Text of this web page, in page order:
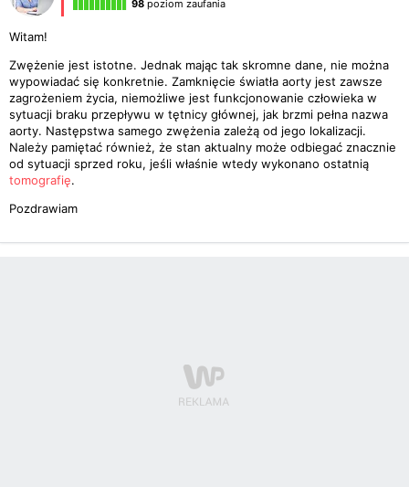
98 poziom zaufania
Witam!
Zwężenie jest istotne. Jednak mając tak skromne dane, nie można
wypowiadać się konkretnie. Zamknięcie światła aorty jest zawsze
zagrożeniem życia, niemożliwe jest funkcjonowanie człowieka w
sytuacji braku przepływu w tętnicy głównej, jak brzmi pełna nazwa
aorty. Następstwa samego zwężenia zależą od jego lokalizacji.
Należy pamiętać również, że stan aktualny może odbiegać znacznie
od sytuacji sprzed roku, jeśli właśnie wtedy wykonano ostatnią
tomografię.
Pozdrawiam